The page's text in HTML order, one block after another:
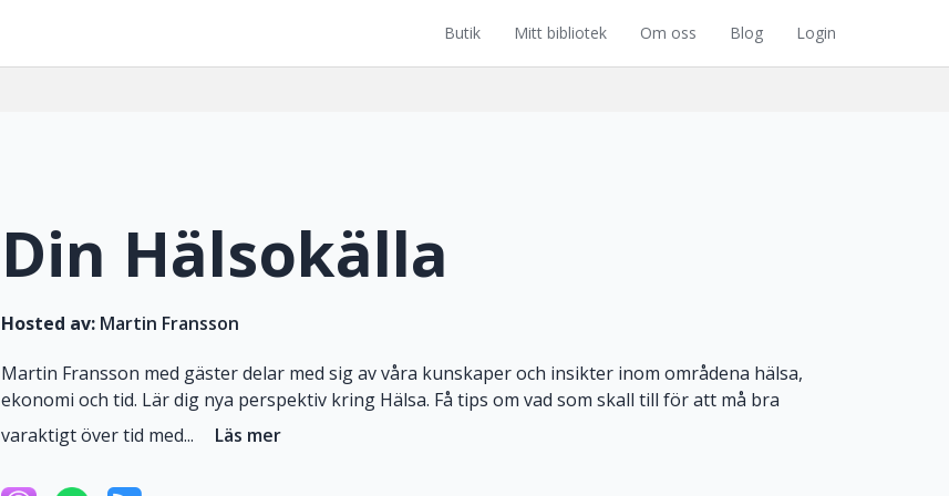
Butik Mitt bibliotek Om oss Blog Login
Din Hälsokälla
Hosted av: Martin Fransson
Martin Fransson med gäster delar med sig av våra kunskaper och insikter inom områdena hälsa,
ekonomi och tid. Lär dig nya perspektiv kring Hälsa. Få tips om vad som skall till för att må bra
varaktigt över tid med...
Läs mer